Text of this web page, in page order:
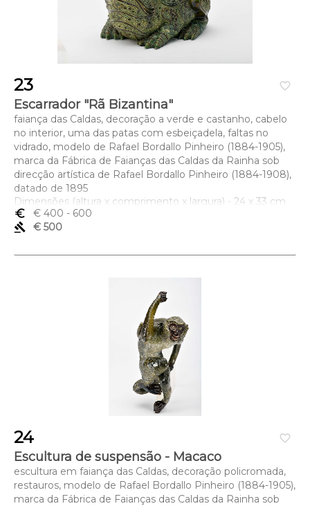
favorite_border
23
Escarrador "Rã Bizantina"
faiança das Caldas, decoração a verde e castanho, cabelo
no interior, uma das patas com esbeiçadela, faltas no
vidrado, modelo de Rafael Bordallo Pinheiro (1884-1905),
marca da Fábrica de Faianças das Caldas da Rainha sob
direcção artística de Rafael Bordallo Pinheiro (1884-1908),
datado de 1895
Dimensões (altura x comprimento x largura) - 24 x 33 cm
euro_symbol
€ 400 - 600
gavel
€ 500
favorite_border
24
Escultura de suspensão - Macaco
escultura em faiança das Caldas, decoração policromada,
restauros, modelo de Rafael Bordallo Pinheiro (1884-1905),
marca da Fábrica de Faianças das Caldas da Rainha sob